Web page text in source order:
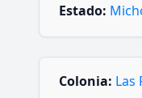
Estado:
Colonia: Las